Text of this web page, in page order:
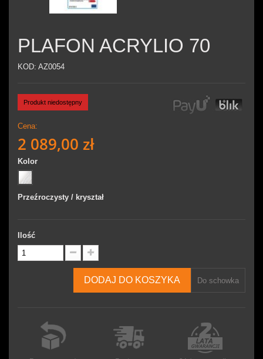
PLAFON ACRYLIO 70
KOD: AZ0054
Produkt niedostępny
Cena:
2 089,00 zł
Kolor
Przeźroczysty / kryształ
Ilość
DODAJ DO KOSZYKA Do schowka